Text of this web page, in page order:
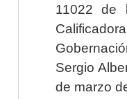
11022 de
Sergio
de marzo